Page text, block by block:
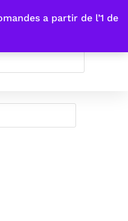
a partir de l’1 de